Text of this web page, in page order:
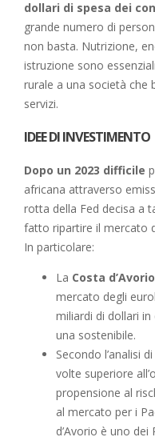
dollari di spesa dei
grande numero di
non basta. Nutrizione,
istruzione sono
rurale a una società che
servizi.
IDEE DI INVESTIMENTO
Dopo un 2023 difficile
africana attraverso
rotta della Fed decisa a
fatto ripartire il mercato
In particolare:
La Costa d’Avorio
mercato degli
miliardi di dollari
una sostenibile.
Secondo l’analisi di
volte superiore
propensione al
al mercato per i
d’Avorio è uno